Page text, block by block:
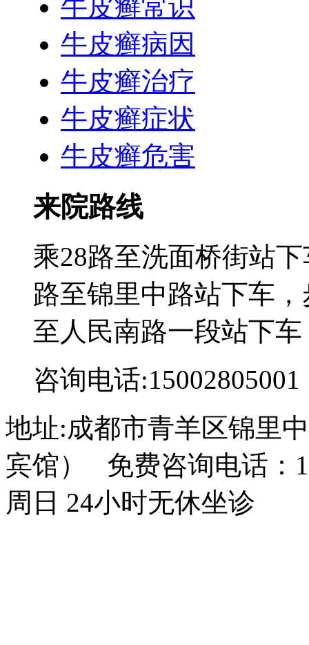
牛皮癣常识
牛皮癣病因
牛皮癣治疗
牛皮癣症状
牛皮癣危害
来院路线
乘28路至洗面桥街站
路至锦里中路站下车
至人民南路一段站下
咨询电话:15002805001
地址:成都市青羊区锦里
宾馆） 免费咨询电话：
周日 24小时无休坐诊